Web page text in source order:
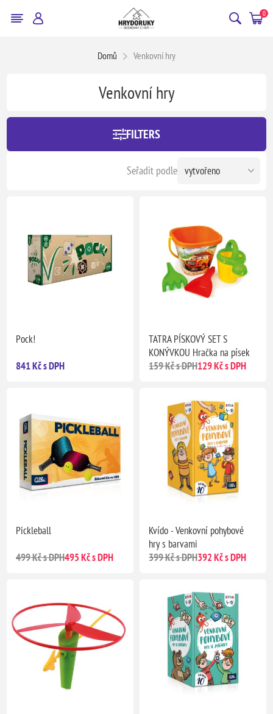
0
Domů Venkovní hry
Venkovní hry
FILTERS
Seřadit podle
Pock!
841 Kč s DPH
TATRA PÍSKOVÝ SET S
KONÝVKOU Hračka na písek
159 Kč s DPH129 Kč s DPH
Pickleball
499 Kč s DPH495 Kč s DPH
Kvído - Venkovní pohybové
hry s barvami
399 Kč s DPH392 Kč s DPH